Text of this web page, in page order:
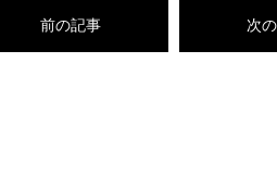
前の記事 次